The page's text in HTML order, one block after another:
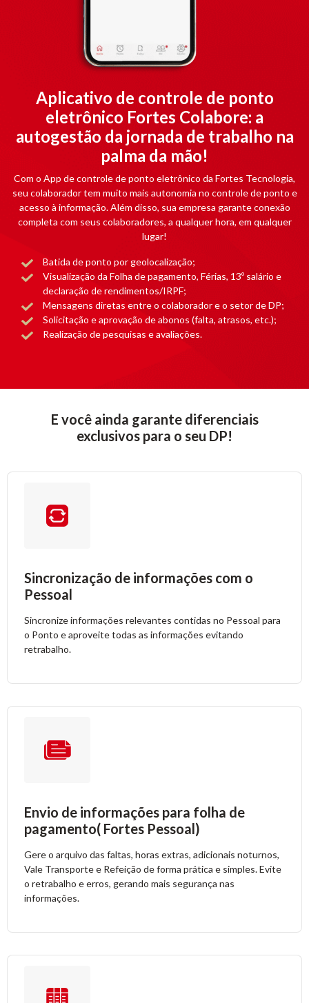
Aplicativo de controle de ponto
eletrônico Fortes Colabore: a
autogestão da jornada de trabalho na
palma da mão!
Com o App de controle de ponto eletrônico da Fortes Tecnologia,
seu colaborador tem muito mais autonomia no controle de ponto e
acesso à informação. Além disso, sua empresa garante conexão
completa com seus colaboradores, a qualquer hora, em qualquer
lugar!
Batida de ponto por geolocalização;
Visualização da Folha de pagamento, Férias, 13º salário e
declaração de rendimentos/IRPF;
Mensagens diretas entre o colaborador e o setor de DP;
Solicitação e aprovação de abonos (falta, atrasos, etc.);
Realização de pesquisas e avaliações.
E você ainda garante diferenciais
exclusivos para o seu DP!
Sincronização de informações com o
Pessoal
Sincronize informações relevantes contidas no Pessoal para
o Ponto e aproveite todas as informações evitando
retrabalho.
Envio de informações para folha de
pagamento( Fortes Pessoal)
Gere o arquivo das faltas, horas extras, adicionais noturnos,
Vale Transporte e Refeição de forma prática e simples. Evite
o retrabalho e erros, gerando mais segurança nas
informações.